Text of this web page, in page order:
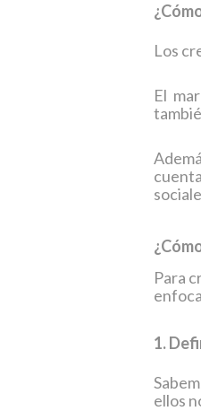
Los
El
Para
1.
ellos